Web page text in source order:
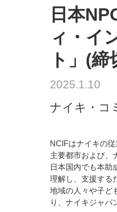
日本
ィ・イ
ト」(
2025.1.10
ナイキ・コ
NCIFはナイキの
主要都市および、
日本国内でも本助
理解し、支援する
地域の人々や子ど
り、ナイキジャパ